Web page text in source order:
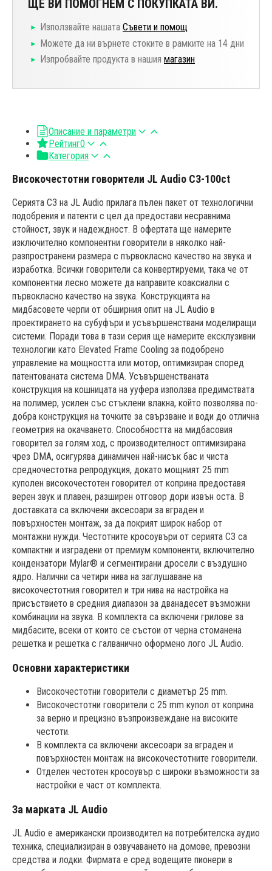
ЩЕ ВИ ПОМОГНЕМ С ПОКУПКАТА ВИ.
Използвайте нашата Съвети и помощ
Можете да ни върнете стоките в рамките на 14 дни
Изпробвайте продукта в нашия магазин
Описание и параметри
Рейтинг0
Категория
Високочестотни говорители JL Audio C3-100ct
Серията C3 на JL Audio прилага пълен пакет от технологични
подобрения и патенти с цел да предостави несравнима
стойност, звук и надеждност. В офертата ще намерите
изключително компонентни говорители в няколко най-
разпространени размера с първокласно качество на звука и
изработка. Всички говорители са конвертируеми, така че от
компонентни лесно можете да направите коаксиални с
първокласно качество на звука. Конструкцията на
мидбасовете черпи от обширния опит на JL Audio в
проектирането на субуфъри и усъвършенствани моделиращи
системи. Поради това в тази серия ще намерите ексклузивни
технологии като Elevated Frame Cooling за подобрено
управление на мощността или мотор, оптимизиран според
патентованата система DMA. Усъвършенстваната
конструкция на кошницата на ууфера използва предимствата
на полимер, усилен със стъклени влакна, който позволява по-
добра конструкция на точките за свързване и води до отлична
геометрия на окачването. Способността на мидбасовия
говорител за голям ход, с производителност оптимизирана
чрез DMA, осигурява динамичен най-нисък бас и чиста
средночестотна репродукция, докато мощният 25 mm
куполен високочестотен говорител от коприна предоставя
верен звук и плавен, разширен отговор дори извън оста. В
доставката са включени аксесоари за вграден и
повърхностен монтаж, за да покрият широк набор от
монтажни нужди. Честотните кросоувъри от серията C3 са
компактни и изградени от премиум компоненти, включително
кондензатори Mylar® и сегментирани дросели с въздушно
ядро. Налични са четири нива на заглушаване на
високочестотния говорител и три нива на настройка на
присъствието в средния диапазон за дванадесет възможни
комбинации на звука. В комплекта са включени грилове за
мидбасите, всеки от които се състои от черна стоманена
решетка и решетка с галванично оформено лого JL Audio.
Основни характеристики
Високочестотни говорители с диаметър 25 mm.
Високочестотни говорители с 25 mm купол от коприна
за верно и прецизно възпроизвеждане на високите
честоти.
В комплекта са включени аксесоари за вграден и
повърхностен монтаж на високочестотните говорители.
Отделен честотен кросоувър с широки възможности за
настройки е част от комплекта.
За марката JL Audio
JL Audio е американски производител на потребителска аудио
техника, специализиран в озвучаването на домове, превозни
средства и лодки. Фирмата е сред водещите пионери в